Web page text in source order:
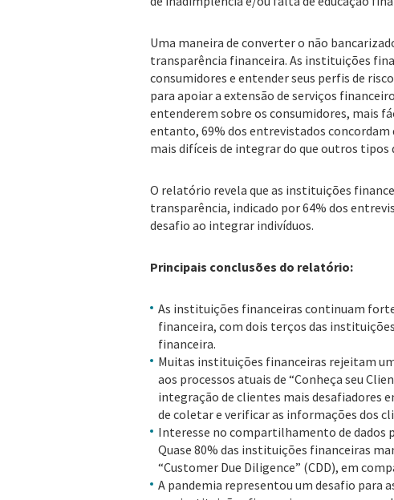
Uma maneira de converter o não
transparência financeira. As instituições
consumidores e entender seus perfis de
para apoiar a extensão de serviços
entenderem sobre os consumidores, mais
entanto, 69% dos entrevistados concordam
mais difíceis de integrar do que outros tipos
O relatório revela que as instituições
transparência, indicado por 64% dos
desafio ao integrar indivíduos.
Principais conclusões do relatório:
As instituições financeiras continuam
financeira, com dois terços das
financeira.
Muitas instituições financeiras rejeitam
aos processos atuais de “Conheça seu
integração de clientes mais desafiadores
de coletar e verificar as informações dos
Interesse no compartilhamento de dados
Quase 80% das instituições financeiras
“Customer Due Diligence” (CDD), em
A pandemia representou um desafio para